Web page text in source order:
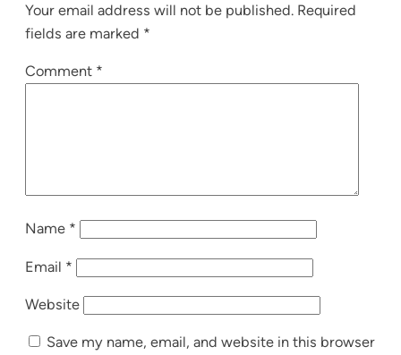
Your email address will not be published. Required
fields are marked *
Comment *
Name *
Email *
Website
Save my name, email, and website in this browser